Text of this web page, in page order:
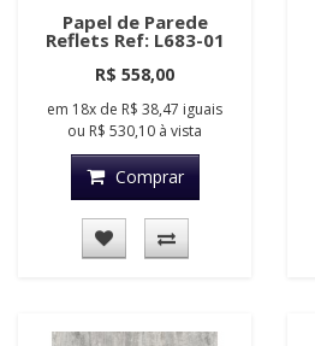
Papel de Parede
Reflets Ref: L683-01
R$ 558,00
em 18x de R$ 38,47 iguais
ou R$ 530,10 à vista
Comprar